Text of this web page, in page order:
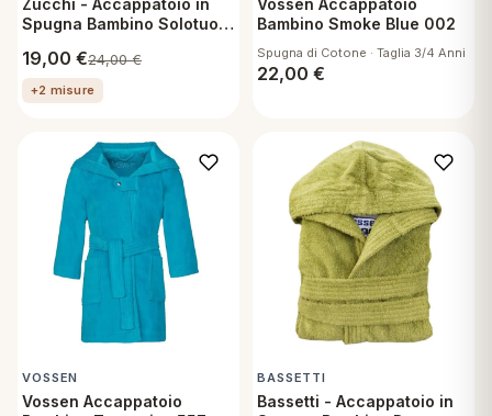
Zucchi - Accappatoio in
Spugna Bambino Solotuo
19,00 €24,00€
+2 misure
Vossen Accappatoio
Bambino Smoke Blue 002
Spugna di Cotone · Taglia 3/4 Anni
22,00 €
VOSSEN
Vossen Accappatoio
BASSETTI
Bassetti - Accappatoio in